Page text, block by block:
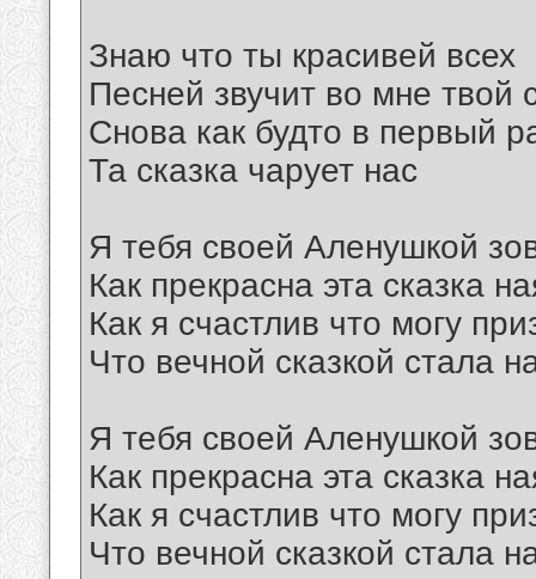
Знаю что ты красивей всех
Песней звучит во мне твой
Снова как будто в первый
Та сказка чарует нас
Я тебя своей Аленушкой
Как прекрасна эта сказка
Как я счастлив что могу
Что вечной сказкой стала
Я тебя своей Аленушкой
Как прекрасна эта сказка
Как я счастлив что могу
Что вечной сказкой стала